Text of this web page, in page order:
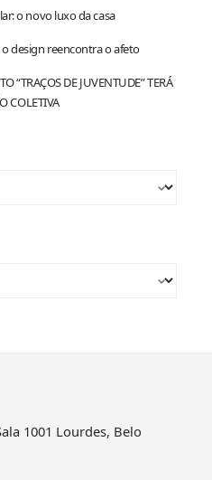
o novo luxo da casa
o design reencontra o afeto
“TRAÇOS DE JUVENTUDE” TERÁ
COLETIVA
1001 Lourdes, Belo